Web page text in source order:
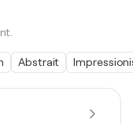
Abstrait